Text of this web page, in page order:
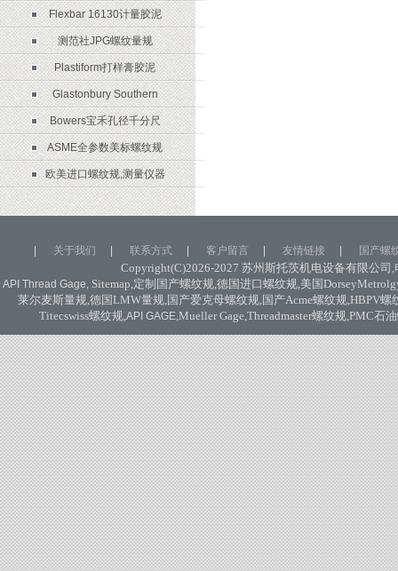
Flexbar 16130计量胶泥
测范社JPG螺纹量规
Plastiform打样膏胶泥
Glastonbury Southern
Bowers宝禾孔径千分尺
ASME全参数美标螺纹规
欧美进口螺纹规,测量仪器
Copyright(C)2026-2027苏州斯托茨机电设备有限公司 ,
API Thread Gage, Sitemap,定制国产螺纹规,德国进口螺纹规,美国
莱尔麦斯量规,德国LMW量规,国产爱克母螺纹规,国产Acme螺纹规,HBPV螺
Titecswiss螺纹规,API GAGE,Mueller Gage,Threadmaster螺纹规,PMC石
关于我们 联系方式 客户留言 友情链接 国产螺